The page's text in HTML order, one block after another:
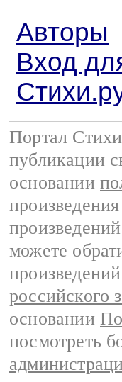
Авторы
Вход
Портал
публикации
основании
можете
российского
основании
посмотреть